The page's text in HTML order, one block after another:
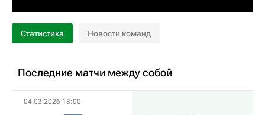
Статистика Новости команд
Последние матчи между собой
04.03.2026 18:00